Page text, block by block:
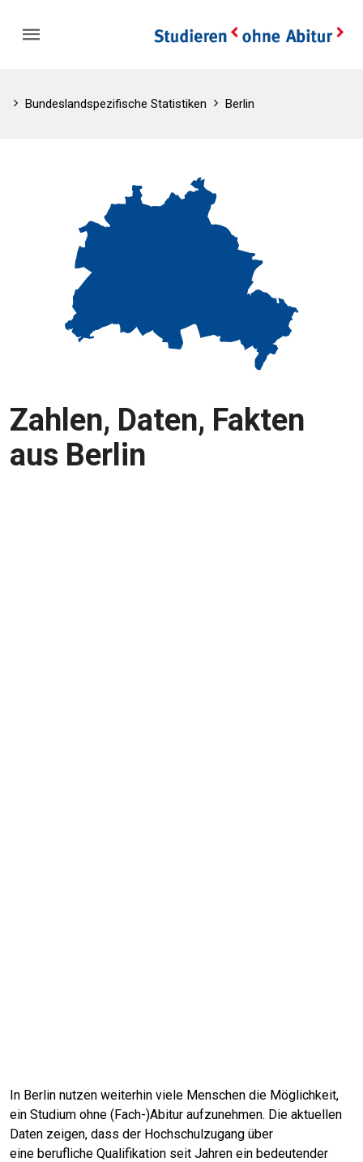
Bundeslandspezifische Statistiken Berlin
Zahlen, Daten, Fakten
aus Berlin
In Berlin nutzen weiterhin viele Menschen die Möglichkeit,
ein Studium ohne (Fach-)Abitur aufzunehmen. Die aktuellen
Daten zeigen, dass der Hochschulzugang über
eine berufliche Qualifikation seit Jahren ein bedeutender